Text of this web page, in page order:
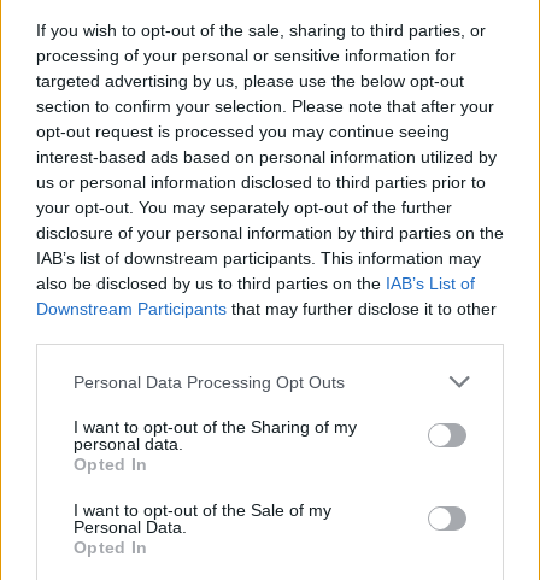
If you wish to opt-out of the sale, sharing to third parties, or
processing of your personal or sensitive information for
targeted advertising by us, please use the below opt-out
section to confirm your selection. Please note that after your
opt-out request is processed you may continue seeing
interest-based ads based on personal information utilized by
us or personal information disclosed to third parties prior to
your opt-out. You may separately opt-out of the further
disclosure of your personal information by third parties on the
IAB’s list of downstream participants. This information may
also be disclosed by us to third parties on the IAB’s List of
Downstream Participants that may further disclose it to other
Please note that this website/app uses one or more Google
not limited to your visit or usage behaviour. You may click to
grant or deny consent to Google and its third-party tags to
use your data for below specified purposes in below Google
consent section.
Personal Data Processing Opt Outs
I want to opt-out of the Sharing of my
personal data.
Opted In
I want to opt-out of the Sale of my
Personal Data.
Opted In
• Επί της Λ. Διονύσου από το ύψος του Γηπέδου
Διονύσου έως το ύψος του Πάρκου Ανατολής και
στα δύο ρεύματα κυκλοφορίας.
• Περιφ. Οδός Πεντέλης - Ν. Μάκρης από το
«Νοσοκομείο 414» έως «θέση 'Αγιος Πέτρος».
• Ε.Ο. Ελευσίνας - Θηβών από τον Κόμβο Μάνδρας
προς Βίλια.
Υμηττό, Παπάγου.
• Λ. Αλίμου-Κατεχάκη προς Καλοπούλα, από ύψος
Προφυλακίου Καισαριανής (από σταθμό της Τάξης).
• Επ. Ο. Καπανδριτίου από Καπανδρίτι προς
Βαρνάβα.